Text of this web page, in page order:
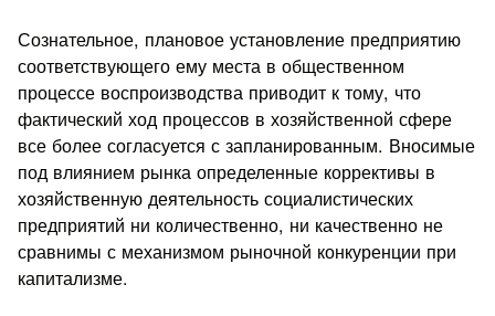
Сознательное, плановое установление предприятию
соответствующего ему места в общественном
процессе воспроизводства приводит к тому, что
фактический ход процессов в хозяйственной сфере
все более согласуется с запланированным. Вносимые
под влиянием рынка определенные коррективы в
хозяйственную деятельность социалистических
предприятий ни количественно, ни качественно не
сравнимы с механизмом рыночной конкуренции при
капитализме.